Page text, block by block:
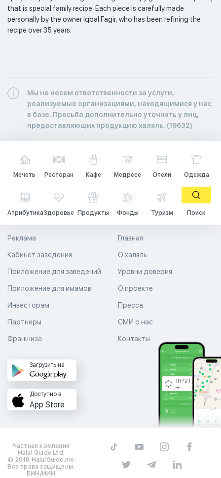
that is special family recipe. Each piece is carefully made
personally by the owner Iqbal Fagir, who has been refining the
recipe over 35 years.
Мы не несем ответственности за услуги,
реализуемые организациями, находящимися у нас
в базе. Просьба дополнительно уточнять у лиц,
предоставляющих продукцию халяль. (19632)
Мечеть Ресторан Кафе Медресе Отели Одежда
АтрибутикаЗдоровье Продукты Фонды Туризм Поиск
Главная
О халяль
Уровни доверия
Реклама
Кабинет заведения
Приложение для заведений
Приложение для имамов О проекте
Пресса
СМИ о нас
Контакты
Инвесторам
Партнеры
Франшиза
Загрузить на
Доступно в
App Store
Частная компания
Halal Guide Ltd.
© 2018 HalalGuide.me
Все права защищены.
БИН/ИИН